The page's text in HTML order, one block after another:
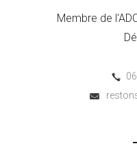
Membre de